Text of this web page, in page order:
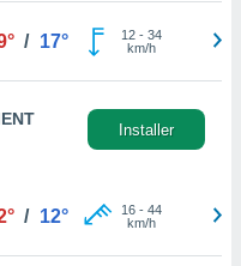
/ 17° 12- 34
km/h
Installer
/ 12° 16- 44
km/h